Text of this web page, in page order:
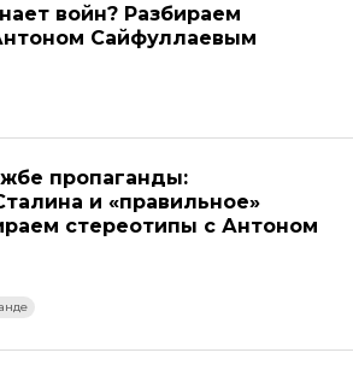
войн? Разбираем
Сайфуллаевым
пропаганды:
и «правильное»
стереотипы с Антоном